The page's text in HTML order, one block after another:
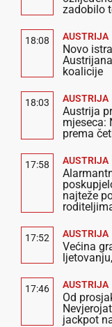
zadobilo
18:08 AUSTRIJA
Novo
koalicije
18:03 AUSTRIJA
Austrija
mjeseca:
prema
17:58 AUSTRIJA
najteže
17:52 AUSTRIJA
Većina
17:46 AUSTRIJA
Od
jackpot